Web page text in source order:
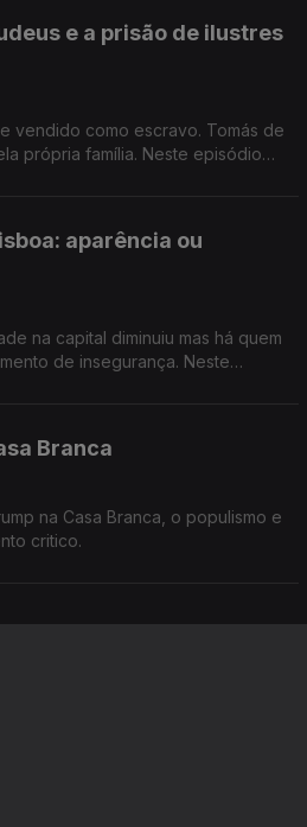
e a prisão de ilustres
vendido como escravo. Tomás de
própria família. Neste episódio
aparência ou
na capital diminuiu mas há quem
de insegurança. Neste
Branca
na Casa Branca, o populismo e
critico.